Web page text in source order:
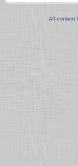
All content